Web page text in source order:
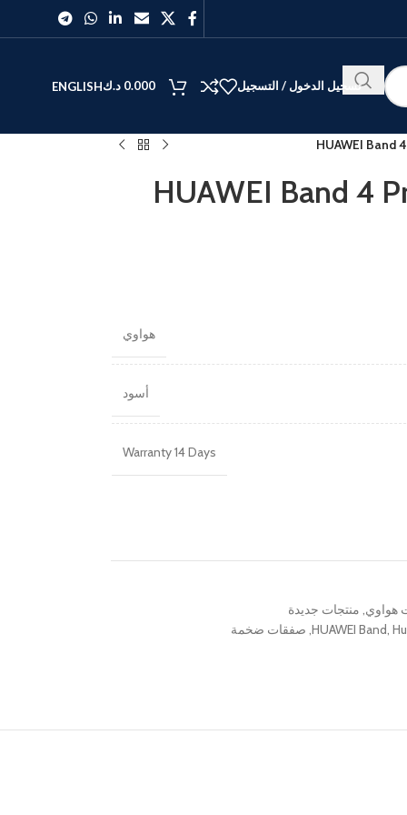
تسجيل الدخول / التسجيل 0.000 د.كENGLISH
HUAWEI Band
HUAWEI Band 4
هواوي
أسود
Warranty 14 Days
هواوي منتجات جديدة
HUAWEI Band
, صفقات ضخمة